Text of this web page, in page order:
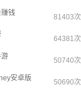
钱 81403次
64381次
游 50740次
安卓版 50690次